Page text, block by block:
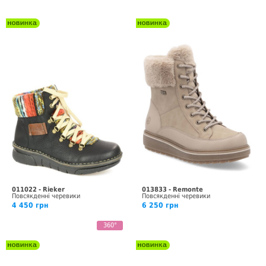
011022 - Rieker
Повсякденні черевики
4 450 грн
360°
013833 - Remonte
Повсякденні черевики
6 250 грн